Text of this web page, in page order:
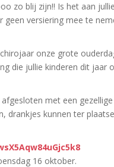
zo blij zijn!! Is het aan
geen versiering mee te
onze grote
die jullie kinderen dit jaar
met een
drankjes kunnen ter
16 oktober.